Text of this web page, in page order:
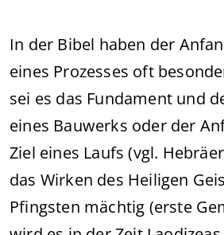
In der Bibel haben der
eines Prozesses oft
sei es das Fundament und
eines Bauwerks oder der
Ziel eines Laufs (vgl.
das Wirken des Heiligen
Pfingsten mächtig (erste